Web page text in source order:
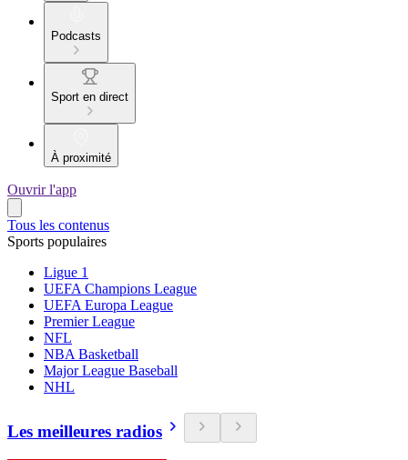
Podcasts
Sport en direct
À proximité
Ouvrir l'app
Tous les contenus
Sports populaires
Ligue 1
UEFA Champions League
UEFA Europa League
Premier League
NFL
NBA Basketball
Major League Baseball
NHL
Les meilleures radios